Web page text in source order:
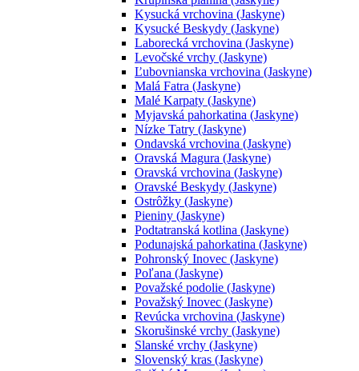
Kysucká vrchovina (Jaskyne)
Kysucké Beskydy (Jaskyne)
Laborecká vrchovina (Jaskyne)
Levočské vrchy (Jaskyne)
Ľubovnianska vrchovina (Jaskyne)
Malá Fatra (Jaskyne)
Malé Karpaty (Jaskyne)
Myjavská pahorkatina (Jaskyne)
Nízke Tatry (Jaskyne)
Ondavská vrchovina (Jaskyne)
Oravská Magura (Jaskyne)
Oravská vrchovina (Jaskyne)
Oravské Beskydy (Jaskyne)
Ostrôžky (Jaskyne)
Pieniny (Jaskyne)
Podtatranská kotlina (Jaskyne)
Podunajská pahorkatina (Jaskyne)
Pohronský Inovec (Jaskyne)
Poľana (Jaskyne)
Považské podolie (Jaskyne)
Považský Inovec (Jaskyne)
Revúcka vrchovina (Jaskyne)
Skorušinské vrchy (Jaskyne)
Slanské vrchy (Jaskyne)
Slovenský kras (Jaskyne)